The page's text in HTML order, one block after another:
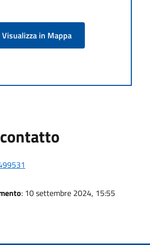
Visualizza in Mappa
: 10 settembre 2024, 15:55